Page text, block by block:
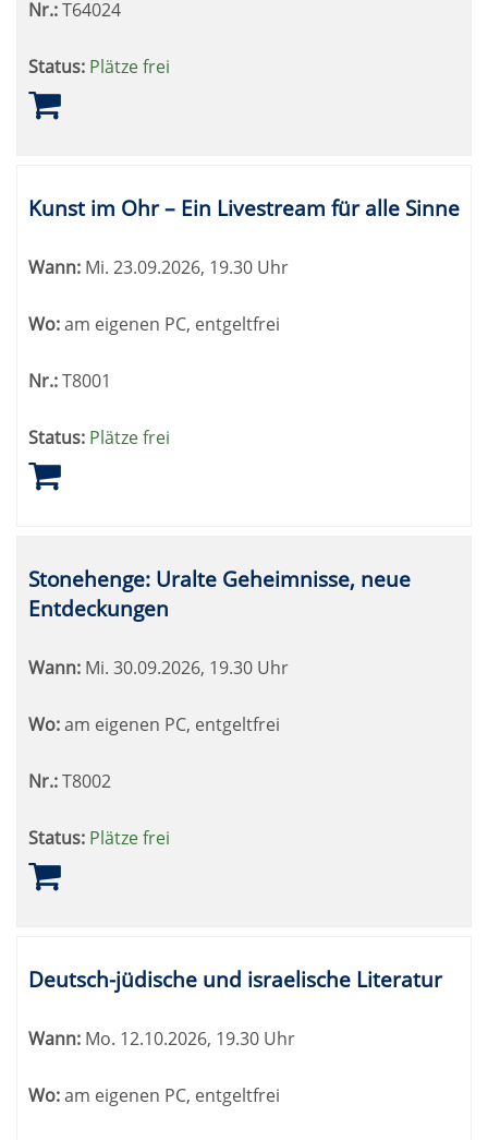
Nr.:T64024
Status: Plätze frei
Kunst im Ohr – Ein Livestream für alle Sinne
Wann: Mi. 23.09.2026, 19.30 Uhr
Wo:am eigenen PC, entgeltfrei
Nr.:T8001
Status: Plätze frei
Stonehenge: Uralte Geheimnisse, neue
Entdeckungen
Wann: Mi. 30.09.2026, 19.30 Uhr
Wo:am eigenen PC, entgeltfrei
Nr.:T8002
Status: Plätze frei
Deutsch-jüdische und israelische Literatur
Wann: Mo. 12.10.2026, 19.30 Uhr
Wo:am eigenen PC, entgeltfrei